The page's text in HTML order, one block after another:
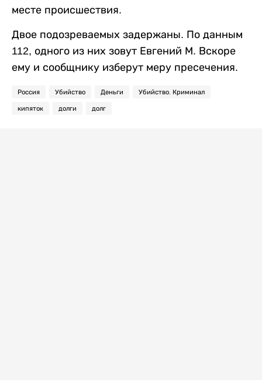
месте происшествия.
Двое подозреваемых задержаны. По данным
112, одного из них зовут Евгений М. Вскоре
ему и сообщнику изберут меру пресечения.
Россия Убийство Деньги Убийство. Криминал
кипяток долги долг